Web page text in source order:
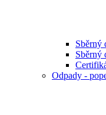
Sběrný
Sběrný
Odpady -